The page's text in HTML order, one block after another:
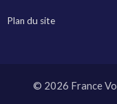
Plan du site
© 2026 France